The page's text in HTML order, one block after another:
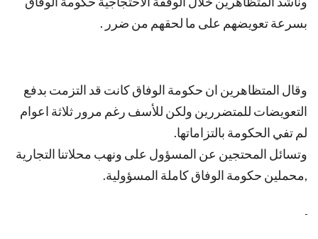
بسرعة تعويضهم على ما لحقهم من ضرر .
وقال المتظاهرين ان حكومة الوفاق كانت قد التزمت بدفع
التعويضات للمتضررين ولكن للأسف رغم مرور ثلاثة اعوام
لم تفي الحكومة بالتزاماتها.
وتسائل المحتجين عن المسؤول على ونهب محلاتنا التجارية
,محملين حكومة الوفاق كاملة المسؤولية.